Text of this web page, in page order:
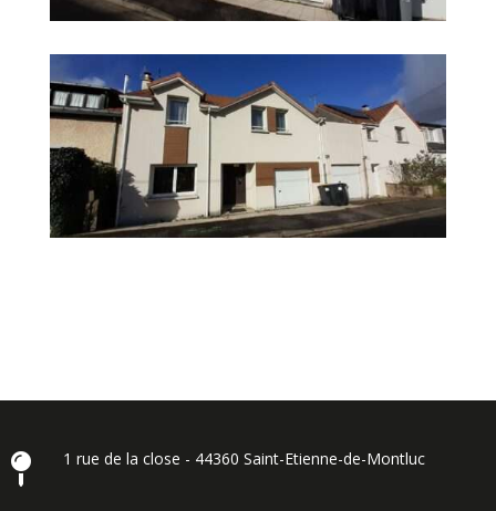
 1 rue de la close - 44360 Saint-Etienne-de-Montluc